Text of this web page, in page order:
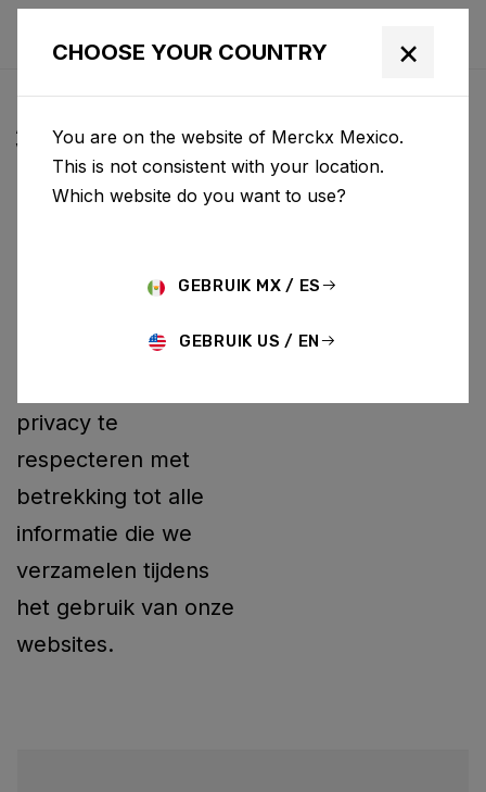
ALGEMENE
VOORWAARDEN
BCF ("Belgian Cycling
ridley-bikes.com en
exploiteren. Het is
privacy te
respecteren met
betrekking tot alle
informatie die we
verzamelen tijdens
het gebruik van onze
websites.
CHOOSE YOUR COUNTRY ×
You are on the website of Merckx Mexico.
This is not consistent with your location.
Which website do you want to use?
GEBRUIK MX / ES
GEBRUIK US / EN